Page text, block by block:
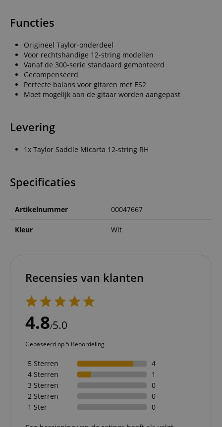
Functies
Origineel Taylor-onderdeel
Voor rechtshandige 12-string modellen
Vanaf de 300-serie standaard gemonteerd
Gecompenseerd
Perfecte balans voor gitaren met ES2
Moet mogelijk aan de gitaar worden aangepast
Levering
1x Taylor Saddle Micarta 12-string RH
Specificaties
Artikelnummer 00047667
Kleur Wit
Recensies van klanten
4.8/5.0
Gebaseerd op 5 Beoordeling
5 Sterren
4
4 Sterren
1
3 Sterren
0
2 Sterren
0
1 Ster
0